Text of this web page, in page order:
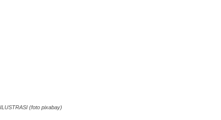
ILUSTRASI (foto pixabay)